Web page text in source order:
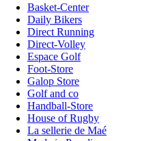
Basket-Center
Daily Bikers
Direct Running
Direct-Volley
Espace Golf
Foot-Store
Galop Store
Golf and co
Handball-Store
House of Rugby
La sellerie de Maé